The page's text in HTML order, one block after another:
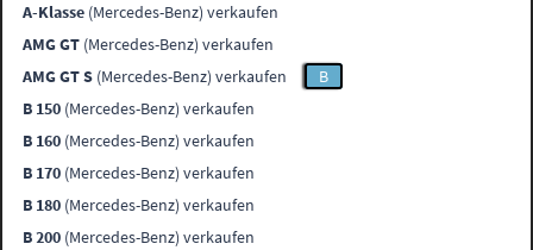
A-Klasse (Mercedes-Benz) verkaufen
AMG GT (Mercedes-Benz) verkaufen
AMG GT S (Mercedes-Benz) verkaufen
B
B 150 (Mercedes-Benz) verkaufen
B 160 (Mercedes-Benz) verkaufen
B 170 (Mercedes-Benz) verkaufen
B 180 (Mercedes-Benz) verkaufen
B 200 (Mercedes-Benz) verkaufen